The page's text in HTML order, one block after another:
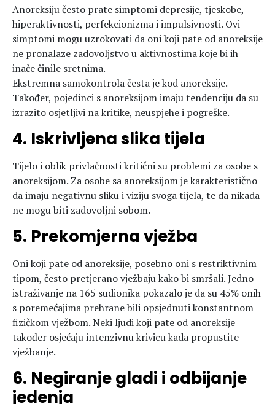
Anoreksiju često prate simptomi depresije, tjeskobe,
hiperaktivnosti, perfekcionizma i impulsivnosti. Ovi
simptomi mogu uzrokovati da oni koji pate od anoreksije
ne pronalaze zadovoljstvo u aktivnostima koje bi ih
inače činile sretnima.
Ekstremna samokontrola česta je kod anoreksije.
Također, pojedinci s anoreksijom imaju tendenciju da su
izrazito osjetljivi na kritike, neuspjehe i pogreške.
4. Iskrivljena slika tijela
Tijelo i oblik privlačnosti kritični su problemi za osobe s
anoreksijom. Za osobe sa anoreksijom je karakteristično
da imaju negativnu sliku i viziju svoga tijela, te da nikada
ne mogu biti zadovoljni sobom.
5. Prekomjerna vježba
Oni koji pate od anoreksije, posebno oni s restriktivnim
tipom, često pretjerano vježbaju kako bi smršali. Jedno
istraživanje na 165 sudionika pokazalo je da su 45% onih
s poremećajima prehrane bili opsjednuti konstantnom
fizičkom vježbom. Neki ljudi koji pate od anoreksije
također osjećaju intenzivnu krivicu kada propustite
vježbanje.
6. Negiranje gladi i odbijanje
jedenja